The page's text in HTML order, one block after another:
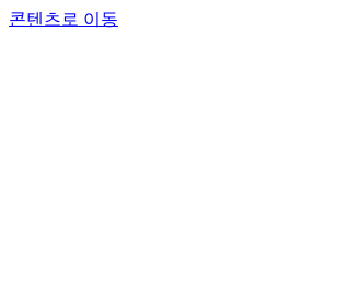
콘텐츠로 이동